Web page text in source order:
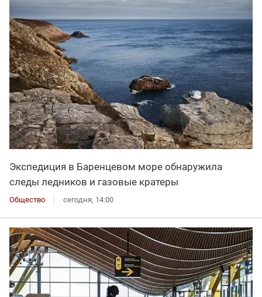
Экспедиция в Баренцевом море обнаружила
следы ледников и газовые кратеры
Общество сегодня, 14:00